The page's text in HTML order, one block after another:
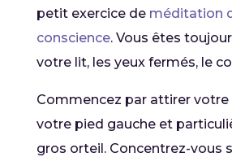
petit exercice de méditation
conscience. Vous êtes
votre lit, les yeux fermés, le
Commencez par attirer
votre pied gauche et
gros orteil. Concentrez-vous